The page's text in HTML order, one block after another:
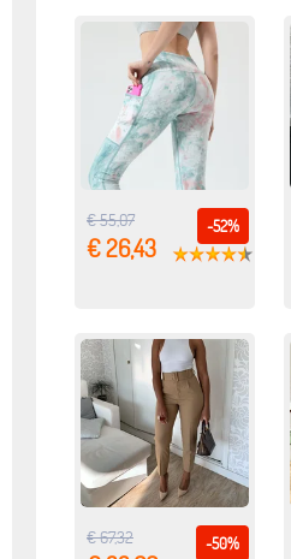
-52%
€ 55,07
€ 26,43
-50%
€ 67,32